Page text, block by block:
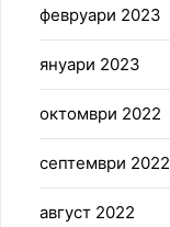
февруари 2023
януари 2023
октомври 2022
септември 2022
август 2022